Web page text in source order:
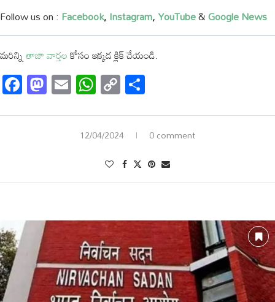
Follow us on : Facebook,Instagram,YouTube&Google News
మరిన్నితాజావార్తలకోసంఇక్కడక్లిక్చేయండి.
Facebook
Mastodon
EmailWhatsApp
Copy
Link
12/04/2024 0 comment